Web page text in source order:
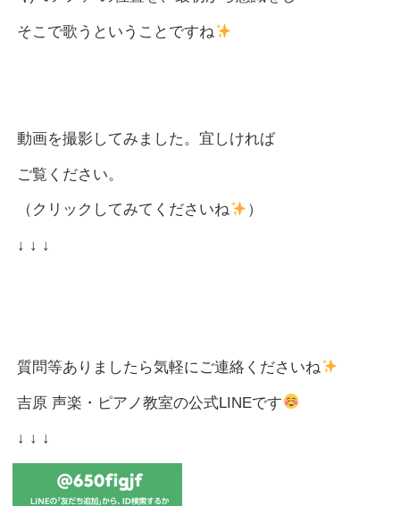
そこで歌うということですね
動画を撮影してみました。宜しければ
ご覧ください。
（クリックしてみてくださいね ）
↓ ↓ ↓
質問等ありましたら気軽にご連絡くださいね
吉原 声楽・ピアノ教室の公式LINEです
↓ ↓ ↓